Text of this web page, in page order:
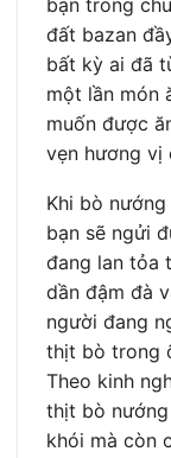
đất bazan
bất kỳ ai đã
một lần món
muốn được
vẹn hương vị
Khi bò
bạn sẽ ngửi
đang lan tỏa
dần đậm đà
người đang
thịt bò trong
Theo kinh
thịt bò
khói mà còn